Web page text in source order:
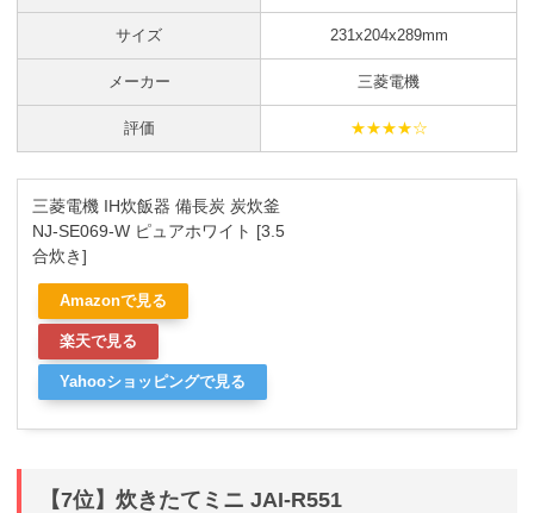
サイズ 231x204x289mm
メーカー 三菱電機
評価 ★★★★☆
三菱電機 IH炊飯器 備長炭 炭炊釜
NJ-SE069-W ピュアホワイト [3.5
合炊き]
Amazonで見る
楽天で見る
Yahooショッピングで見る
【7位】炊きたてミニ JAI-R551